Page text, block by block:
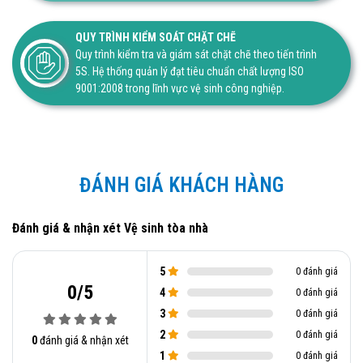
QUY TRÌNH KIỂM SOÁT CHẶT CHẼ
Quy trình kiểm tra và giám sát chặt chẽ theo tiến trình
5S. Hệ thống quản lý đạt tiêu chuẩn chất lượng ISO
9001:2008 trong lĩnh vực vệ sinh công nghiệp.
ĐÁNH GIÁ KHÁCH HÀNG
Đánh giá & nhận xét Vệ sinh tòa nhà
0/5
0đánh giá & nhận xét
5 0 đánh giá
4 0 đánh giá
3 0 đánh giá
2 0 đánh giá
1 0 đánh giá